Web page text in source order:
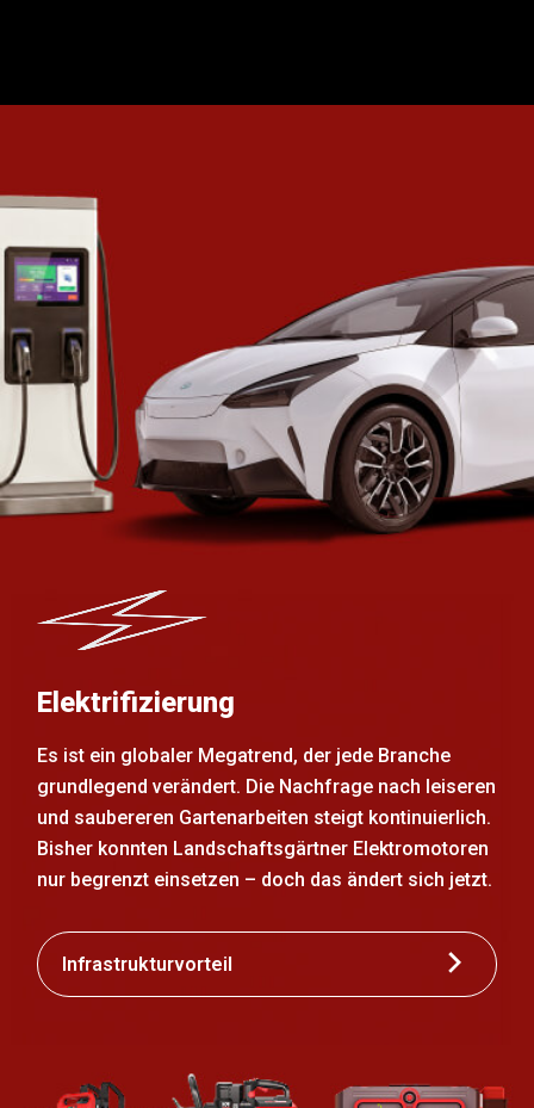
Elektrifizierung
Es ist ein globaler Megatrend, der jede Branche
grundlegend verändert. Die Nachfrage nach leiseren
und saubereren Gartenarbeiten steigt kontinuierlich.
Bisher konnten Landschaftsgärtner Elektromotoren
nur begrenzt einsetzen – doch das ändert sich jetzt.
Infrastrukturvorteil